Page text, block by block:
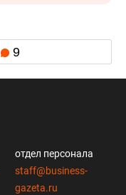
9
отдел персонала
staff@business-
gazeta.ru